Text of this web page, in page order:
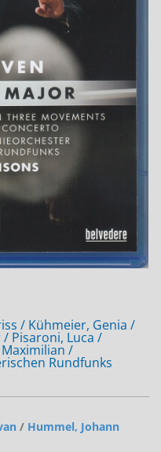
/ Kühmeier, Genia /
Pisaroni, Luca /
/
Rundfunks
/ Hummel, Johann